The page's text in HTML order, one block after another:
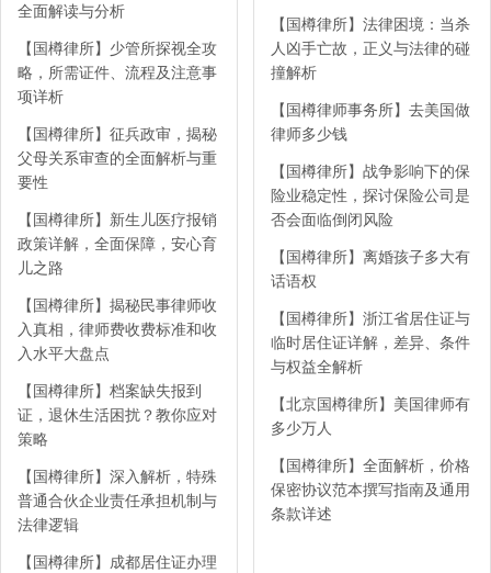
全面解读与分析
【国樽律所】少管所探视全攻
略，所需证件、流程及注意事
项详析
【国樽律所】征兵政审，揭秘
父母关系审查的全面解析与重
要性
【国樽律所】新生儿医疗报销
政策详解，全面保障，安心育
儿之路
【国樽律所】揭秘民事律师收
入真相，律师费收费标准和收
入水平大盘点
【国樽律所】档案缺失报到
证，退休生活困扰？教你应对
策略
【国樽律所】深入解析，特殊
普通合伙企业责任承担机制与
法律逻辑
【国樽律所】成都居住证办理
【国樽律所】法律困境：当杀
人凶手亡故，正义与法律的碰
撞解析
【国樽律师事务所】去美国做
律师多少钱
【国樽律所】战争影响下的保
险业稳定性，探讨保险公司是
否会面临倒闭风险
【国樽律所】离婚孩子多大有
话语权
【国樽律所】浙江省居住证与
临时居住证详解，差异、条件
与权益全解析
【北京国樽律所】美国律师有
多少万人
【国樽律所】全面解析，价格
保密协议范本撰写指南及通用
条款详述